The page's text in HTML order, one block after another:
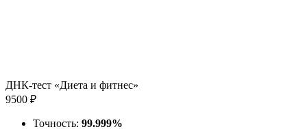
ДНК-тест «Диета и фитнес»
9500 ₽
Точность: 99.999%